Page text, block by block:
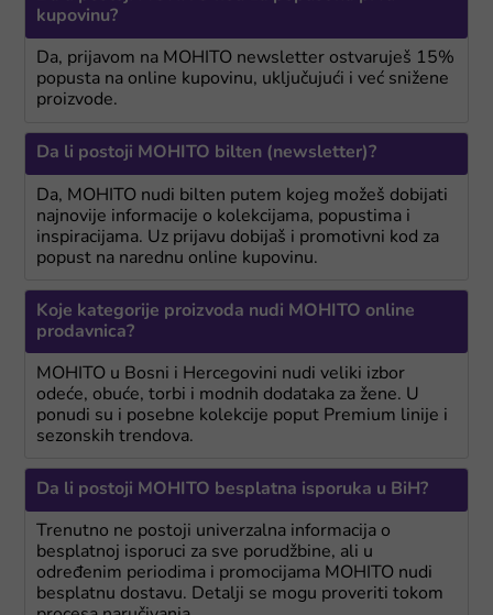
kupovinu?
Da, prijavom na MOHITO newsletter ostvaruješ 15%
popusta na online kupovinu, uključujući i već snižene
proizvode.
Da li postoji MOHITO bilten (newsletter)?
Da, MOHITO nudi bilten putem kojeg možeš dobijati
najnovije informacije o kolekcijama, popustima i
inspiracijama. Uz prijavu dobijaš i promotivni kod za
popust na narednu online kupovinu.
Koje kategorije proizvoda nudi MOHITO online
prodavnica?
MOHITO u Bosni i Hercegovini nudi veliki izbor
odeće, obuće, torbi i modnih dodataka za žene. U
ponudi su i posebne kolekcije poput Premium linije i
sezonskih trendova.
Da li postoji MOHITO besplatna isporuka u BiH?
Trenutno ne postoji univerzalna informacija o
besplatnoj isporuci za sve porudžbine, ali u
određenim periodima i promocijama MOHITO nudi
besplatnu dostavu. Detalji se mogu proveriti tokom